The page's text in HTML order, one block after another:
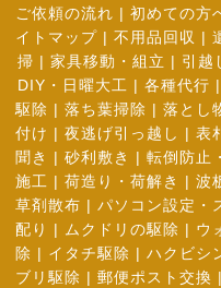
ご依頼の流れ | 初めての方
イトマップ| 不用品回収 |
掃 | 家具移動・組立 | 引越
DIY・日曜大工 | 各種代行 |
駆除 | 落ち葉掃除 | 落とし
付け | 夜逃げ引っ越し | 表
聞き
| 砂利敷き | 転倒防止
施工 | 荷造り・荷解き | 波
草剤散布 | パソコン設定・
配り
| ムクドリの駆除 | ウ
除 | イタチ駆除 | ハクビシ
ブリ駆除 | 郵便ポスト交換 |